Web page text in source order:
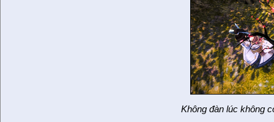
Không đàn lúc không